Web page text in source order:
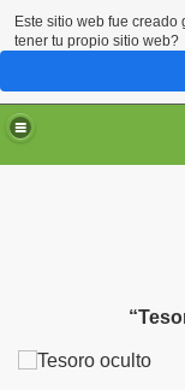
“Tesoro
Este sitio web fue creado
tener tu propio sitio web?